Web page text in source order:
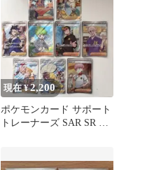
現在 ¥2,200
ポケモンカード サポート
トレーナーズ SAR SR 9